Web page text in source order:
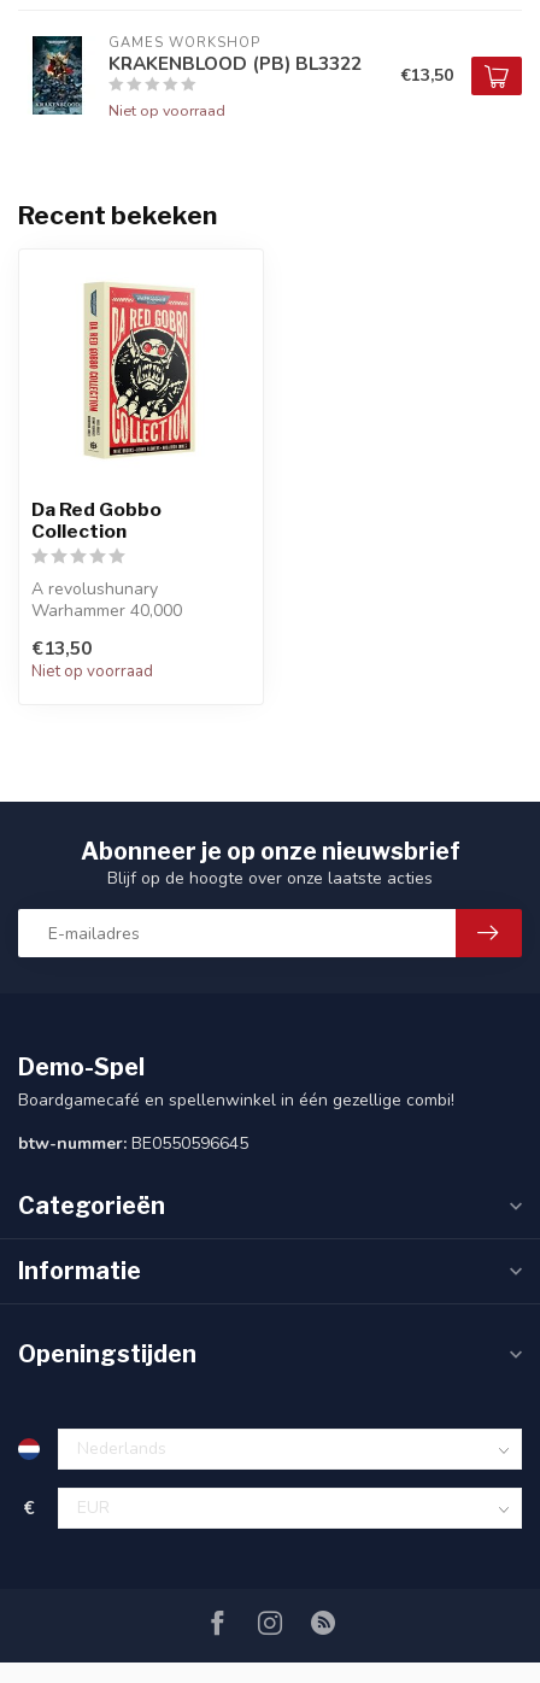
GAMES WORKSHOP
KRAKENBLOOD (PB) BL3322
Niet op voorraad
€13,50
Recent bekeken
Da Red Gobbo
Collection
A revolushunary
Warhammer 40,000
Action-packed tales of
rebellion, f...
€13,50
Niet op voorraad
Abonneer je op onze nieuwsbrief
Blijf op de hoogte over onze laatste acties
Demo-Spel
Boardgamecafé en spellenwinkel in één gezellige combi!
btw-nummer: BE0550596645
Categorieën
Informatie
Openingstijden
€